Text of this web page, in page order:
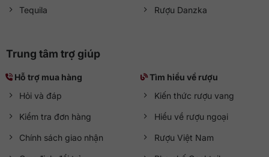
Tequila Rượu Danzka
Trung tâm trợ giúp
Hỗ trợ mua hàng
Hỏi và đáp
Kiểm tra đơn hàng
Chính sách giao nhận
Tìm hiểu về rượu
Kiến thức rượu vang
Hiểu về rượu ngoại
Rượu Việt Nam